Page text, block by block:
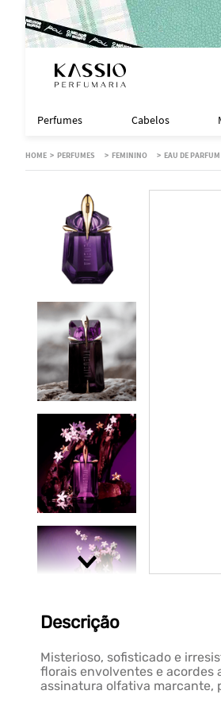
Perfumes Cabelos
PERFUMES FEMININO EAU DE PARFUM
Descrição
Misterioso, sofisticado e
florais envolventes e acordes
assinatura olfativa marcante,